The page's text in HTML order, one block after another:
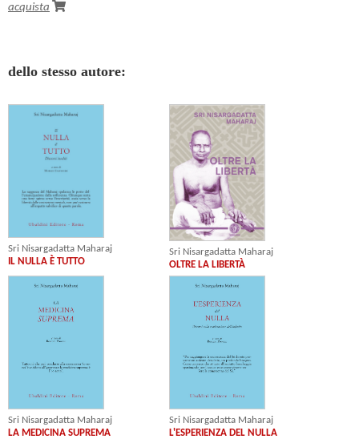
acquista
dello stesso autore:
Sri Nisargadatta Maharaj
IL NULLA È TUTTO
Sri Nisargadatta Maharaj
OLTRE LA LIBERTÀ
Sri Nisargadatta Maharaj
LA MEDICINA SUPREMA
Sri Nisargadatta Maharaj
L'ESPERIENZA DEL NULLA